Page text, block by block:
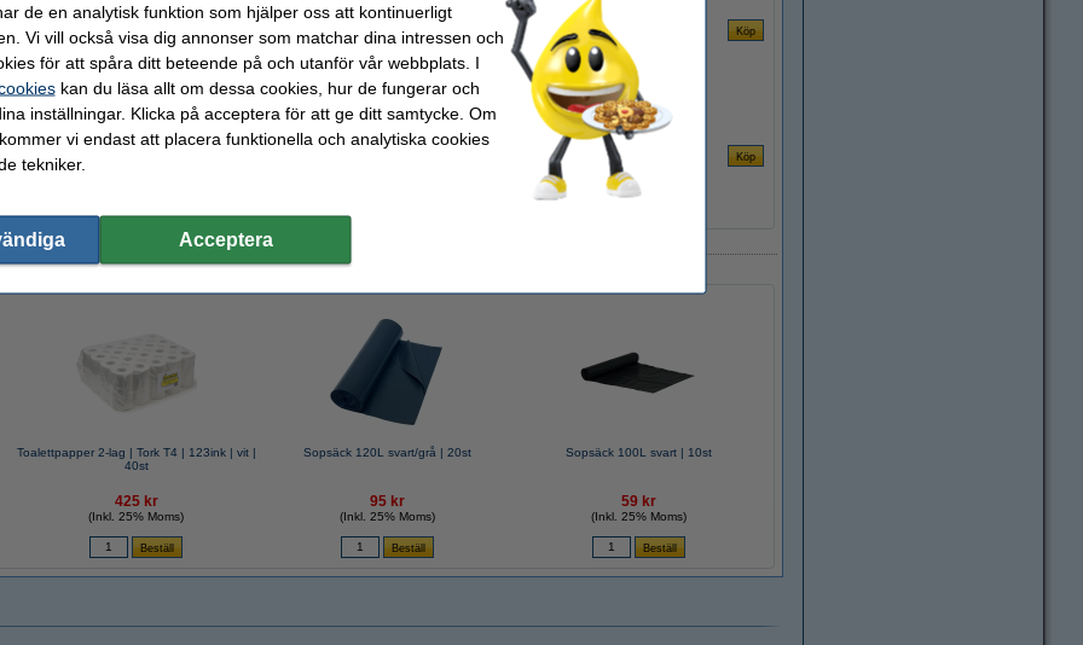
| 123ink | vit | 2st
| puderfria | svart | 100st | hy@pro
ofta även dessa produkter!
Toalettpapper 2-lag | Tork T4 | 123ink | vit |
40st
425 kr
(Inkl. 25% Moms)
Sopsäck 120L svart/grå | 20st
95 kr
(Inkl. 25% Moms)
Sopsäck 100L svart | 10st
59 kr
(Inkl. 25% Moms)
de en analytisk funktion som hjälper oss att kontinuerligt
Vi vill också visa dig annonser som matchar dina intressen och
för att spåra ditt beteende på och utanför vår webbplats. I
kan du läsa allt om dessa cookies, hur de fungerar och
inställningar. Klicka på acceptera för att ge ditt samtycke. Om
vi endast att placera funktionella och analytiska cookies
tekniker.
Acceptera